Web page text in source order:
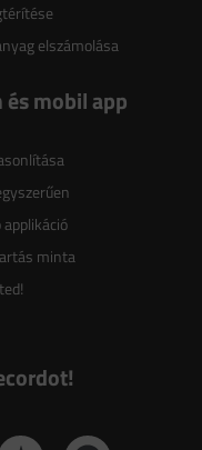
elszámolása
mobil app
minta